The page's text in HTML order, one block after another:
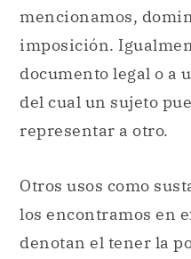
mencionamos,
imposición.
documento legal o a
del cual un sujeto
representar a otro.
Otros usos como
los encontramos en
denotan el tener la